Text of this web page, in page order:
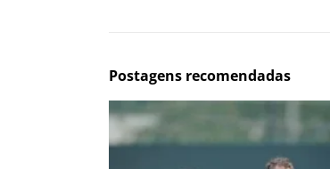
Postagens recomendadas